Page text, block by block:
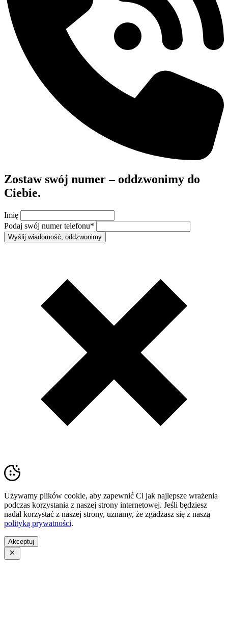
Zostaw swój numer – oddzwonimy do
Ciebie.
Imię
Podaj swój numer telefonu*
Wyślij wiadomość, oddzwonimy
Używamy plików cookie, aby zapewnić Ci jak najlepsze wrażenia
podczas korzystania z naszej strony internetowej. Jeśli będziesz
nadal korzystać z naszej strony, uznamy, że zgadzasz się z naszą
polityką prywatności.
Akceptuj